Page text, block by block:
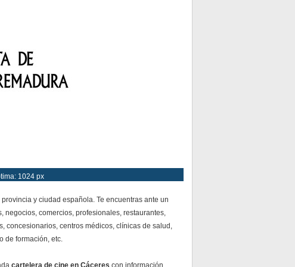
1024 px
y ciudad española. Te encuentras ante un
comercios, profesionales, restaurantes,
concesionarios, centros médicos, clínicas de salud,
de formación, etc.
cartelera de cine en Cáceres con información,